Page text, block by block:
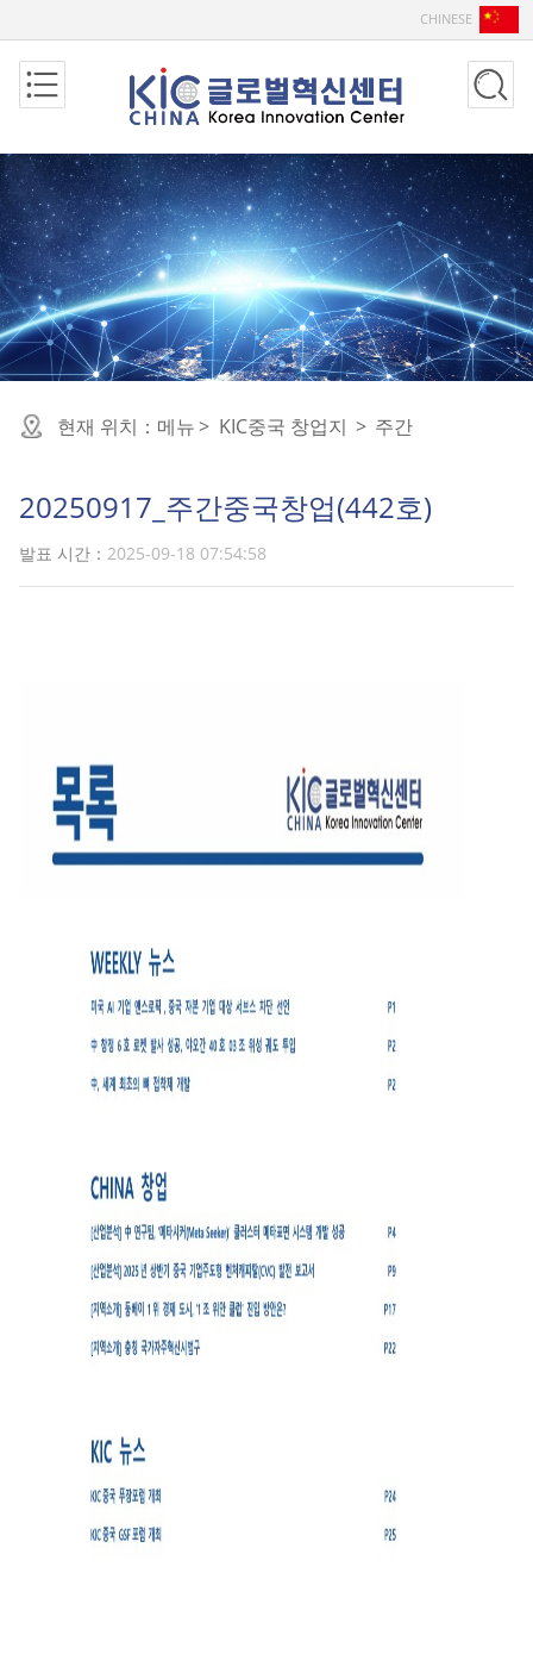
CHINESE
현재 위치： 메뉴> KIC중국 창업지 > 주간
20250917_주간중국창업(442호)
발표 시간： 2025-09-18 07:54:58